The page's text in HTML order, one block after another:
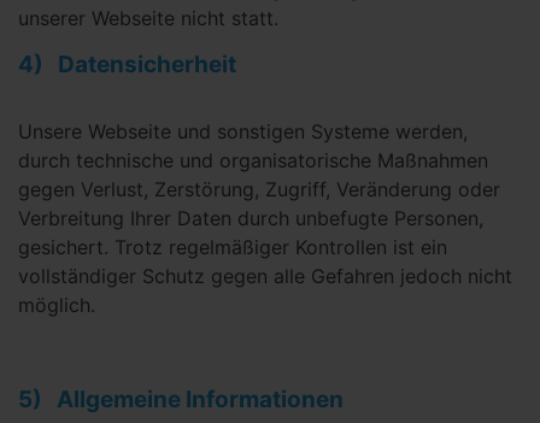
unserer Webseite nicht statt.
4) Datensicherheit
Unsere Webseite und sonstigen Systeme werden,
durch technische und organisatorische Maßnahmen
gegen Verlust, Zerstörung, Zugriff, Veränderung oder
Verbreitung Ihrer Daten durch unbefugte Personen,
gesichert. Trotz regelmäßiger Kontrollen ist ein
vollständiger Schutz gegen alle Gefahren jedoch nicht
möglich.
5) Allgemeine Informationen